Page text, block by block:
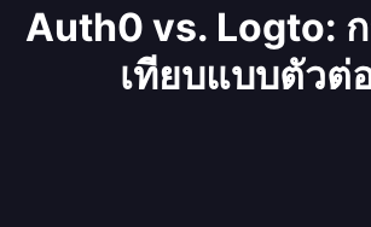
Auth0 vs. Logto: ก
เทียบแบบตัวต่